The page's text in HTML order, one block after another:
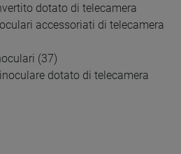
dotato di telecamera
accessoriati di telecamera
(37)
dotato di telecamera